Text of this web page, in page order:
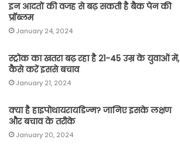
इन आदतों की वजह से बढ़ सकती है बैक पेन की
प्रॉब्लम
January 24, 2024
स्ट्रोक का खतरा बढ़ रहा है 21-45 उम्र के युवाओं में,
कैसे करें इससे बचाव
January 21, 2024
क्या है हाइपोथायरायडिज्म? जानिए इसके लक्षण
और बचाव के तरीके
January 20, 2024